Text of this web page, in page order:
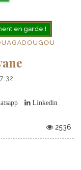
en garde !
Linkedin
2536